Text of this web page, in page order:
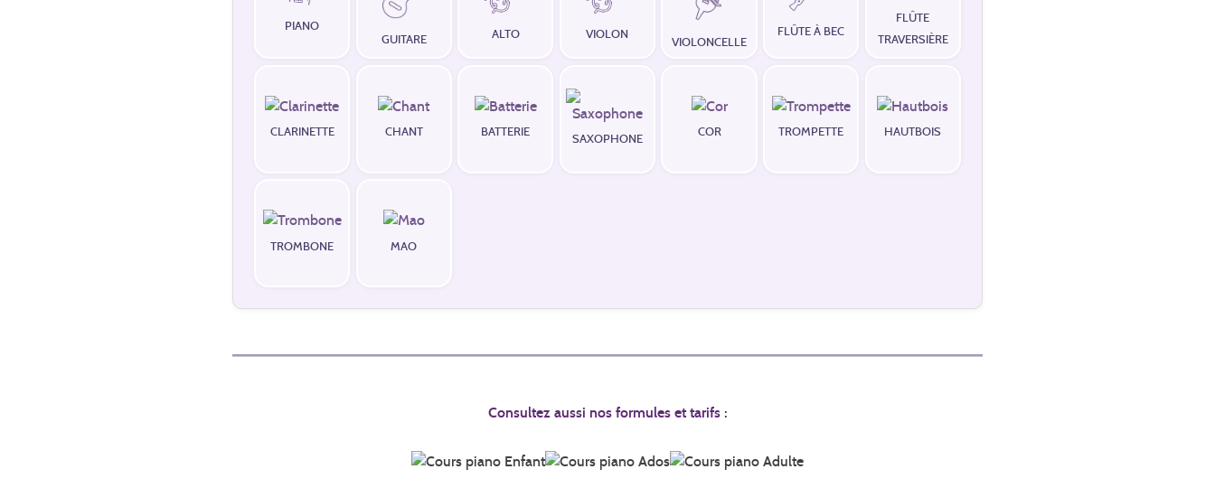
PIANO
GUITARE
ALTO VIOLON
VIOLONCELLE
FLÛTE À BEC
FLÛTE
TRAVERSIÈRE
CLARINETTE CHANT BATTERIE
SAXOPHONE
COR TROMPETTE HAUTBOIS
TROMBONE MAO
Consultez aussi nos formules et tarifs :